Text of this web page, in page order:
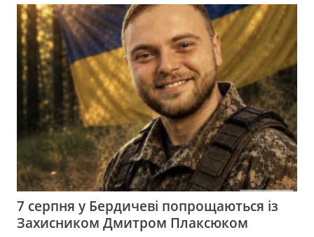
7 серпня у Бердичеві попрощаються із
Захисником Дмитром Плаксюком